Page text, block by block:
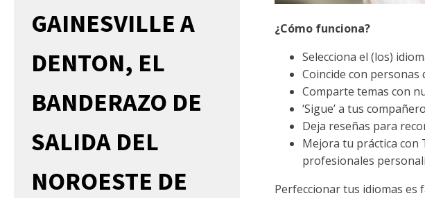
GAINESVILLE A
DENTON, EL
BANDERAZO DE
SALIDA DEL
NOROESTE DE
¿Cómo funciona?
Selecciona el (los)
Coincide con personas
Comparte temas con
‘Sigue’ a tus
Deja reseñas para
Mejora tu práctica con
profesionales
Perfeccionar tus idiomas es